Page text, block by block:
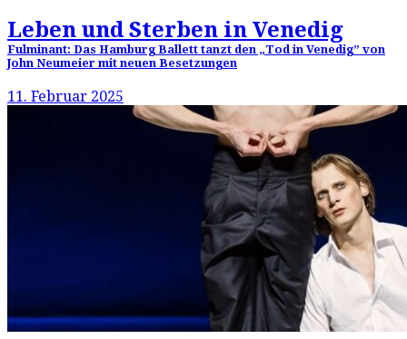
Leben und Sterben in Venedig
Fulminant: Das Hamburg Ballett tanzt den „Tod in Venedig” von
John Neumeier mit neuen Besetzungen
11. Februar 2025